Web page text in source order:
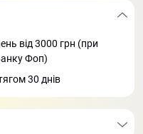
від 3000 грн (при
Фоп)
30 днів